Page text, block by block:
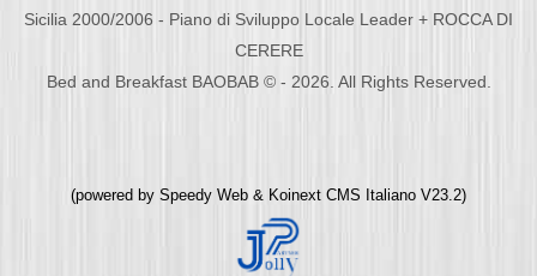
Sicilia 2000/2006 - Piano di Sviluppo Locale Leader + ROCCA DI
CERERE
Bed and Breakfast BAOBAB © - 2026. All Rights Reserved.
(powered by Speedy Web & Koinext CMS Italiano V23.2)